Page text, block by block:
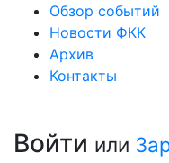
Обзор событий
Новости ФКК
Архив
Контакты
Войти или